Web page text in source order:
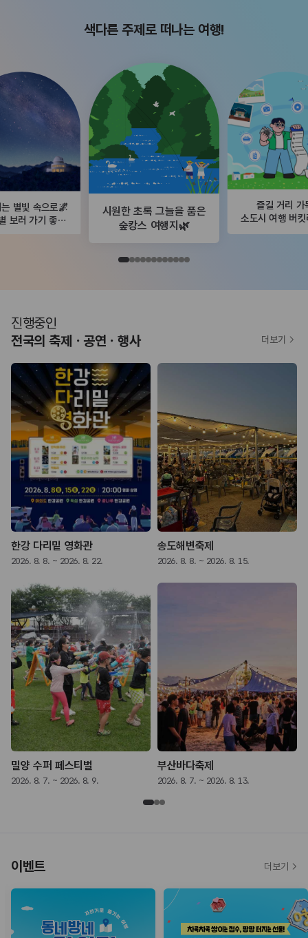
색다른 주제로 떠나는 여행!
별빛 속으로🌌
보러 가기 좋은
시원한 초록 그늘을 품은
숲캉스 여행지🌿
즐길 거리 가
소도시 여행 버킷
진행중인
전국의 축제ㆍ공연ㆍ행사
한강 다리밑 영화관
2026. 8. 8. ~ 2026. 8. 22.
송도해변축제
2026. 8. 8. ~ 2026. 8. 15.
밀양 수퍼 페스티벌
2026. 8. 7. ~ 2026. 8. 9.
부산바다축제
2026. 8. 7. ~ 2026. 8. 13.
더보기
이벤트 더보기